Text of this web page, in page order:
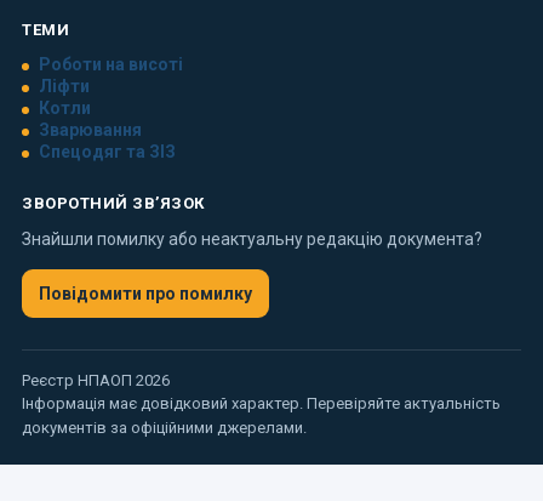
ТЕМИ
Роботи на висоті
Ліфти
Котли
Зварювання
Спецодяг та ЗІЗ
ЗВОРОТНИЙ ЗВ’ЯЗОК
Знайшли помилку або неактуальну редакцію документа?
Повідомити про помилку
Реєстр НПАОП 2026
Інформація має довідковий характер. Перевіряйте актуальність
документів за офіційними джерелами.